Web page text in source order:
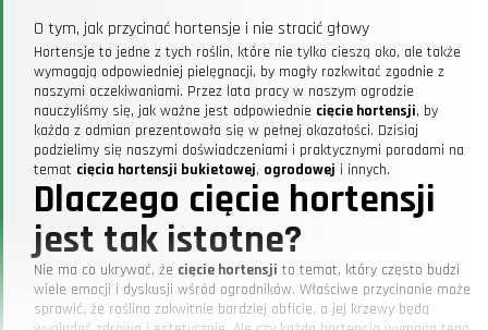
O tym, jak przycinać hortensje i nie stracić głowy
Hortensje to jedne z tych roślin, które nie tylko cieszą oko, ale także
wymagają odpowiedniej pielęgnacji, by mogły rozkwitać zgodnie z
naszymi oczekiwaniami. Przez lata pracy w naszym ogrodzie
nauczyliśmy się, jak ważne jest odpowiednie cięcie hortensji, by
każda z odmian prezentowała się w pełnej okazałości. Dzisiaj
podzielimy się naszymi doświadczeniami i praktycznymi poradami na
temat cięcia hortensji bukietowej, ogrodowej i innych.
Dlaczego cięcie hortensji
jest tak istotne?
Nie ma co ukrywać, że cięcie hortensji to temat, który często budzi
wiele emocji i dyskusji wśród ogrodników. Właściwe przycinanie może
sprawić, że roślina zakwitnie bardziej obficie, a jej krzewy będą